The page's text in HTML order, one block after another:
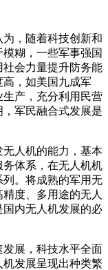
，随着科技创新和
糊，一些军事强国
会力量提升防务能
，如美国九成军
产，充分利用民营
军民融合式发展是
人机的能力，基本
体系，在无人机机
。将成熟的军用无
度、多用途的无人
内无人机发展的必
展，科技水平全面
发展呈现出种类繁